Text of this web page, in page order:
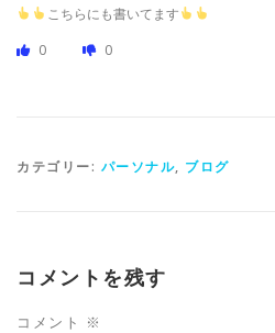
こちらにも書いてます
0
0
カテゴリー: パーソナル, ブログ
コメントを残す
コメント ※